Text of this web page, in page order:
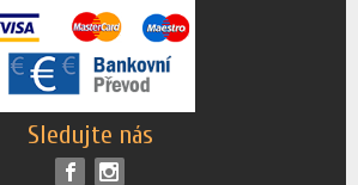
Sledujte nás